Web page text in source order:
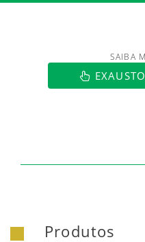
https:// SAIBA
Produtos